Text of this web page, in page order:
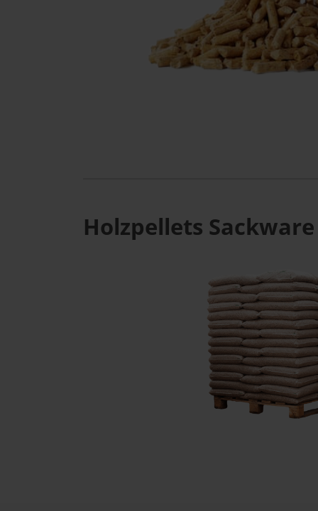
Holzpellets